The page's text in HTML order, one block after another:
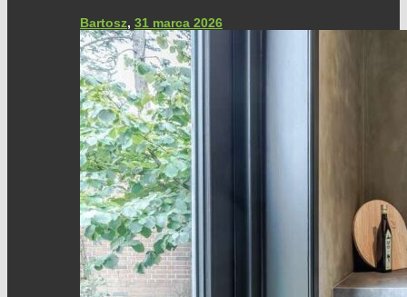
Bartosz, 31 marca 2026